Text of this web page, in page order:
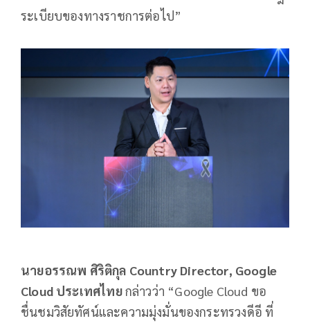
ระเบียบของทางราชการต่อไป”
นายอรรณพ ศิริติกุล Country Director, Google
Cloud ประเทศไทยกล่าวว่า “Google Cloud ขอ
ชื่นชมวิสัยทัศน์และความมุ่งมั่นของกระทรวงดีอี ที่